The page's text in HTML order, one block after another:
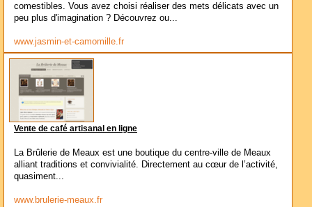
comestibles. Vous avez choisi réaliser des mets délicats avec un
peu plus d'imagination ? Découvrez ou...
www.jasmin-et-camomille.fr
Vente de café artisanal en ligne
La Brûlerie de Meaux est une boutique du centre-ville de Meaux
alliant traditions et convivialité. Directement au cœur de l’activité,
quasiment...
www.brulerie-meaux.fr